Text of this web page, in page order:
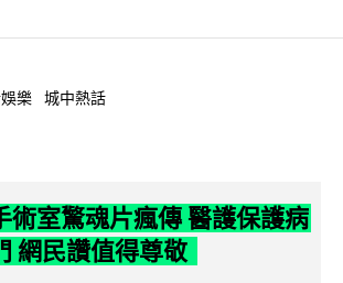
樂 城中熱話
術室驚魂片瘋傳 醫護保護病
網民讚值得尊敬